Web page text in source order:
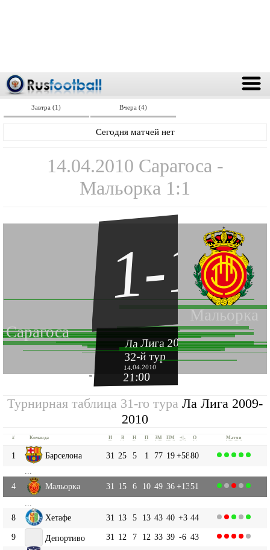
Завтра (1) Вчера (4)
Сегодня матчей нет
14.04.2010 Сарагоса -
Мальорка 1:1
Сарагоса
Мальорка
1-1
Ла Лига 2009-2010
32-й тур
14.04.2010
21:00
''
Турнирная таблица 31-го тура Ла Лига 2009-
2010
# Команда И В Н П ЗМ ПМ +|- О Матчи
1 Барселона 31 25 5 1 77 19+5880
4
Мальорка 31 15 6 10 49 36+13 51
8
Хетафе 31 13 5 13 43 40 +3 44
9
Депортиво 31 12 7 12 33 39 -6 43